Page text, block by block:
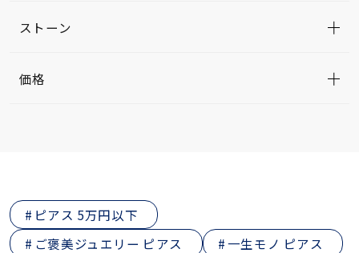
ストーン
価格
ピアス 5万円以下
ご褒美ジュエリー ピアス
一生モノ ピアス